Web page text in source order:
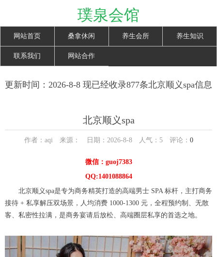
璞泉会馆
网站首页 桑拿休闲 养生会所 养生知识
联系我们 网站合作
更新时间：2026-8-8 现已经收录877条北京顺义spa信息
北京顺义spa
作者：aqi 来源： 日期：2026-8-8 人气： 5评论： 0
微信：guoj7383
QQ:1401088864
北京顺义spa是专为商务精英打造的高端男士 SPA 标杆，主打商务
接待 + 私享解压双场景，人均消费 1000-1300 元，全程预约制、无散
客、私密性拉满，是商务宴请后放松、高端圈层私享的首选之地。